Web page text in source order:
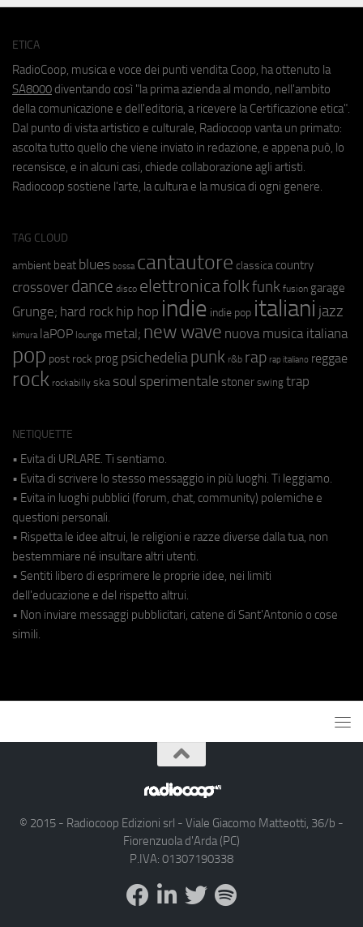
ETICA
RadioCoop, musica e voce dei punti vendita Coop, ha ottenuto la
SA8000 diventando così "la prima azienda al mondo, nell'ambito
della comunicazione e dell'editoria, a ricevere la Certificazione etica".
Dal punto di vista artistico e culturale, Radiocoop vanta un primato:
ascolta tutto quello che viene inviato in redazione, e appena può, lo
recensisce, e in alcuni casi, chiede collaborazione agli artisti.
Radiocoop sostiene l'arte, la cultura e la musica di ogni genere.
TAG CLOUD
ambient beat blues bossa cantautore classica country
crossover dance disco elettronicafolkfunk fusion garage
Grunge; hard rock hip hop indie indie pop italiani jazz
kimura laPOP lounge metal; new wave nuova musica italiana
pop post rock prog psichedeliapunk r&b rap rap italiano reggae
rock rockabilly ska soul sperimentale stoner swing trap
NETIQUETTE
• Evita di URLARE. Ti sentiamo.
• Evita di scrivere lo stesso messaggio in più luoghi. Ti leggiamo.
• Evita in luoghi pubblici (forum, chat, community) polemiche e
questioni personali.
• Rispetta le idee altrui, le religioni e razze diverse dalla tua, non
bestemmiare né insultare altri utenti.
• Sentiti libero di esprimere le proprie idee, nei limiti
dell'educazione e del rispetto altrui.
• Non inviare messaggi pubblicitari, catene di Sant'Antonio o cose
simili.
© 2015 - Radiocoop Edizioni srl - Viale Giacomo Matteotti, 36/b -
Fiorenzuola d'Arda (PC)
P.IVA: 01307190338